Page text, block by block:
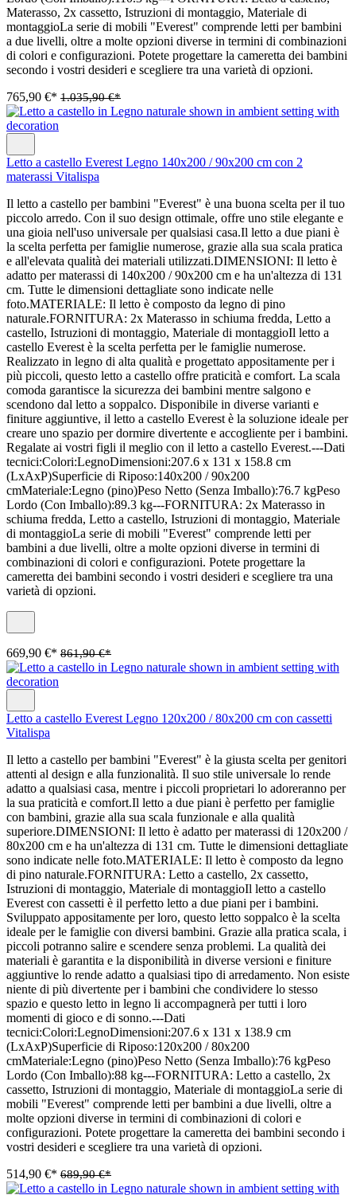
Materasso, 2x cassetto, Istruzioni di montaggio, Materiale di
montaggioLa serie di mobili "Everest" comprende letti per bambini
a due livelli, oltre a molte opzioni diverse in termini di combinazioni
di colori e configurazioni. Potete progettare la cameretta dei bambini
secondo i vostri desideri e scegliere tra una varietà di opzioni.
765,90 €* 1.035,90 €*
Letto a castello Everest Legno 140x200 / 90x200 cm con 2
materassi Vitalispa
Il letto a castello per bambini "Everest" è una buona scelta per il tuo
piccolo arredo. Con il suo design ottimale, offre uno stile elegante e
una gioia nell'uso universale per qualsiasi casa.Il letto a due piani è
la scelta perfetta per famiglie numerose, grazie alla sua scala pratica
e all'elevata qualità dei materiali utilizzati.DIMENSIONI: Il letto è
adatto per materassi di 140x200 / 90x200 cm e ha un'altezza di 131
cm. Tutte le dimensioni dettagliate sono indicate nelle
foto.MATERIALE: Il letto è composto da legno di pino
naturale.FORNITURA: 2x Materasso in schiuma fredda, Letto a
castello, Istruzioni di montaggio, Materiale di montaggioIl letto a
castello Everest è la scelta perfetta per le famiglie numerose.
Realizzato in legno di alta qualità e progettato appositamente per i
più piccoli, questo letto a castello offre praticità e comfort. La scala
comoda garantisce la sicurezza dei bambini mentre salgono e
scendono dal letto a soppalco. Disponibile in diverse varianti e
finiture aggiuntive, il letto a castello Everest è la soluzione ideale per
creare uno spazio per dormire divertente e accogliente per i bambini.
Regalate ai vostri figli il meglio con il letto a castello Everest.---Dati
tecnici:Colori:LegnoDimensioni:207.6 x 131 x 158.8 cm
(LxAxP)Superficie di Riposo:140x200 / 90x200
cmMateriale:Legno (pino)Peso Netto (Senza Imballo):76.7 kgPeso
Lordo (Con Imballo):89.3 kg---FORNITURA: 2x Materasso in
schiuma fredda, Letto a castello, Istruzioni di montaggio, Materiale
di montaggioLa serie di mobili "Everest" comprende letti per
bambini a due livelli, oltre a molte opzioni diverse in termini di
combinazioni di colori e configurazioni. Potete progettare la
cameretta dei bambini secondo i vostri desideri e scegliere tra una
varietà di opzioni.
669,90 €* 861,90 €*
Letto a castello Everest Legno 120x200 / 80x200 cm con cassetti
Vitalispa
Il letto a castello per bambini "Everest" è la giusta scelta per genitori
attenti al design e alla funzionalità. Il suo stile universale lo rende
adatto a qualsiasi casa, mentre i piccoli proprietari lo adoreranno per
la sua praticità e comfort.Il letto a due piani è perfetto per famiglie
con bambini, grazie alla sua scala funzionale e alla qualità
superiore.DIMENSIONI: Il letto è adatto per materassi di 120x200 /
80x200 cm e ha un'altezza di 131 cm. Tutte le dimensioni dettagliate
sono indicate nelle foto.MATERIALE: Il letto è composto da legno
di pino naturale.FORNITURA: Letto a castello, 2x cassetto,
Istruzioni di montaggio, Materiale di montaggioIl letto a castello
Everest con cassetti è il perfetto letto a due piani per i bambini.
Sviluppato appositamente per loro, questo letto soppalco è la scelta
ideale per le famiglie con diversi bambini. Grazie alla pratica scala, i
piccoli potranno salire e scendere senza problemi. La qualità dei
materiali è garantita e la disponibilità in diverse versioni e finiture
aggiuntive lo rende adatto a qualsiasi tipo di arredamento. Non esiste
niente di più divertente per i bambini che condividere lo stesso
spazio e questo letto in legno li accompagnerà per tutti i loro
momenti di gioco e di sonno.---Dati
tecnici:Colori:LegnoDimensioni:207.6 x 131 x 138.9 cm
(LxAxP)Superficie di Riposo:120x200 / 80x200
cmMateriale:Legno (pino)Peso Netto (Senza Imballo):76 kgPeso
Lordo (Con Imballo):88 kg---FORNITURA: Letto a castello, 2x
cassetto, Istruzioni di montaggio, Materiale di montaggioLa serie di
mobili "Everest" comprende letti per bambini a due livelli, oltre a
molte opzioni diverse in termini di combinazioni di colori e
configurazioni. Potete progettare la cameretta dei bambini secondo i
vostri desideri e scegliere tra una varietà di opzioni.
514,90 €* 689,90 €*